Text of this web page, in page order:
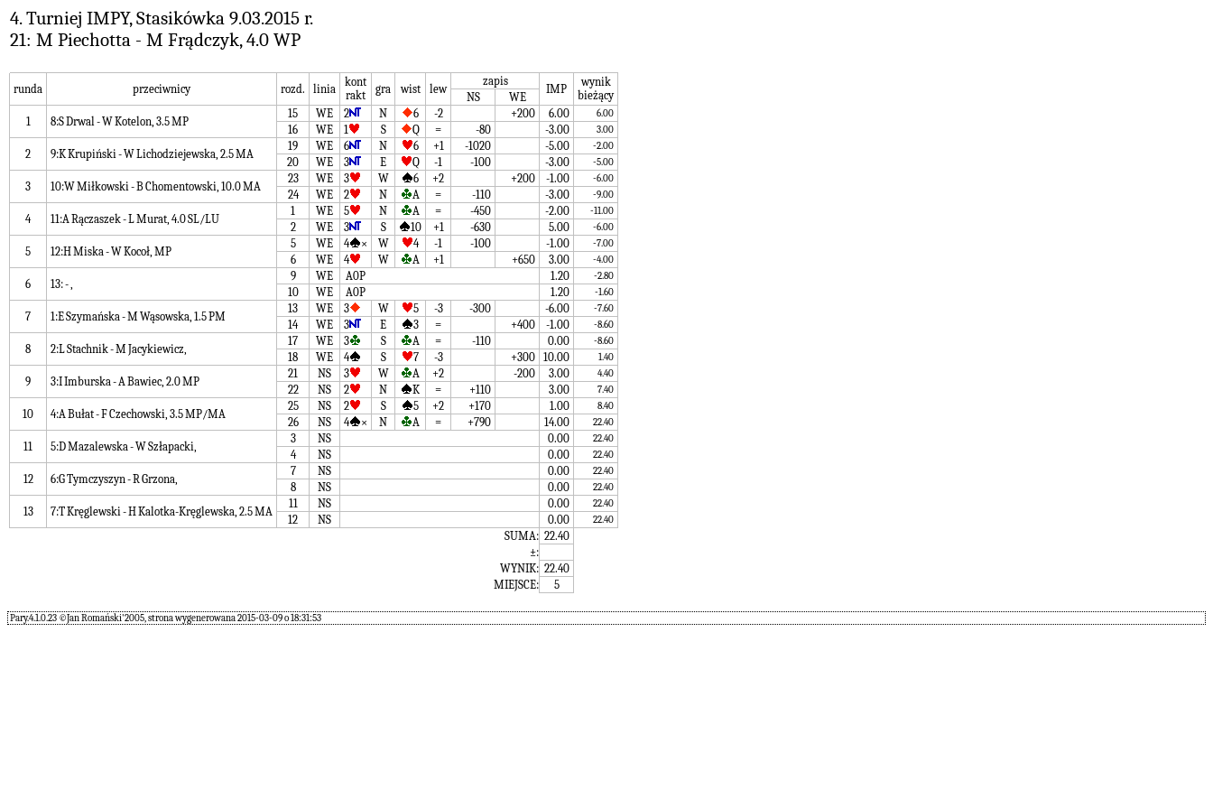
4. Turniej IMPY, Stasikówka 9.03.2015 r.
21: M Piechotta - M Frądczyk, 4.0 WP
runda przeciwnicy rozd. linia
kont
rakt
gra wist lew
zapis
IMP
wynik
bieżący
NS
WE
1
8:S Drwal - W Kotelon, 3.5 MP
15 WE 2 N 6 -2 +200 6.00 6.00
16 WE 1 S Q = -80 -3.00 3.00
2 9:K Krupiński - W Lichodziejewska, 2.5 MA
19 WE 6 N 6 +1 -1020 -5.00 -2.00
20 WE 3 E Q -1 -100 -3.00 -5.00
3 10:W Miłkowski - B Chomentowski, 10.0 MA
23 WE 3 W 6 +2 +200 -1.00 -6.00
24 WE 2 N A = -110 -3.00 -9.00
4 11:A Rączaszek - L Murat, 4.0 SL/LU
1 WE 5 N A = -450 -2.00 -11.00
2 WE 3 S 10 +1 -630 5.00 -6.00
5 12:H Miska - W Kocoł, MP
5 WE 4 × W 4 -1 -100 -1.00 -7.00
6 WE 4 W A +1 +650 3.00 -4.00
6 13: - ,
9 WE A0P 1.20 -2.80
10 WE A0P 1.20 -1.60
7 1:E Szymańska - M Wąsowska, 1.5 PM
13 WE 3 W 5 -3 -300 -6.00 -7.60
14 WE 3 E 3 = +400 -1.00 -8.60
8 2:L Stachnik - M Jacykiewicz,
17 WE 3 S A = -110 0.00 -8.60
18 WE 4 S 7 -3 +300 10.00 1.40
9 3:I Imburska - A Bawiec, 2.0 MP
21 NS 3 W A +2 -200 3.00 4.40
22 NS 2 N K = +110 3.00 7.40
10 4:A Bułat - F Czechowski, 3.5 MP/MA
25 NS 2 S 5 +2 +170 1.00 8.40
26 NS 4 × N A = +790 14.00 22.40
11 5:D Mazalewska - W Szłapacki,
3 NS 0.00 22.40
4 NS 0.00 22.40
12 6:G Tymczyszyn - R Grzona,
7 NS 0.00 22.40
8 NS 0.00 22.40
13 7:T Kręglewski - H Kalotka-Kręglewska, 2.5 MA
11 NS 0.00 22.40
12 NS 0.00 22.40
SUMA: 22.40
±:
WYNIK: 22.40
MIEJSCE:
5
Pary.4.1.0.23 ©Jan Romański'2005, strona wygenerowana 2015-03-09 o 18:31:53